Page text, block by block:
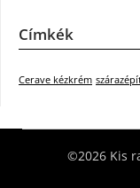
Címkék
Cerave kézkrém
©2026 Kis